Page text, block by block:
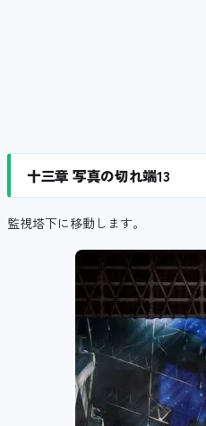
十三章 写真の切れ端13
監視塔下に移動します。